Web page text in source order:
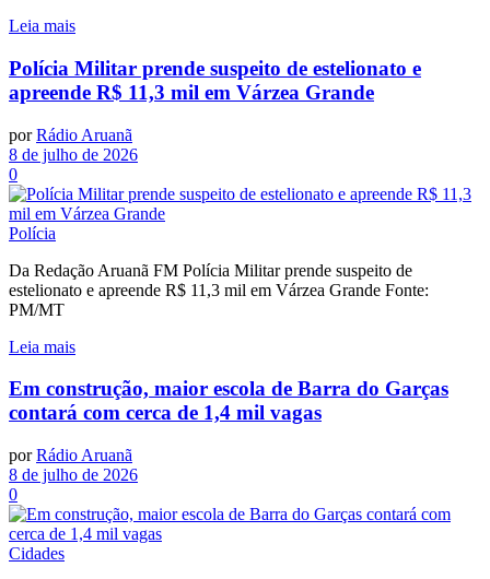
Leia mais
Polícia Militar prende suspeito de estelionato e
apreende R$ 11,3 mil em Várzea Grande
por Rádio Aruanã
8 de julho de 2026
0
Polícia
Da Redação Aruanã FM Polícia Militar prende suspeito de
estelionato e apreende R$ 11,3 mil em Várzea Grande Fonte:
PM/MT
Leia mais
Em construção, maior escola de Barra do Garças
contará com cerca de 1,4 mil vagas
por Rádio Aruanã
8 de julho de 2026
0
Cidades